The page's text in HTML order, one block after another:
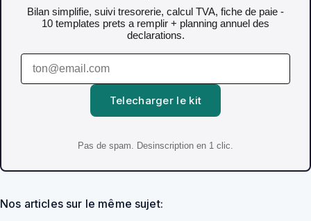
Bilan simplifie, suivi tresorerie, calcul TVA, fiche de paie -
10 templates prets a remplir + planning annuel des
declarations.
Telecharger le kit
Pas de spam. Desinscription en 1 clic.
Nos articles sur le même sujet: